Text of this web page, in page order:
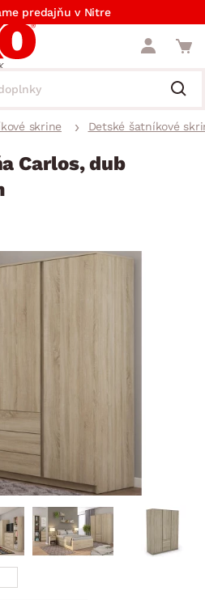
predajňu v Nitre
skrine Detské šatníkové
Carlos, dub